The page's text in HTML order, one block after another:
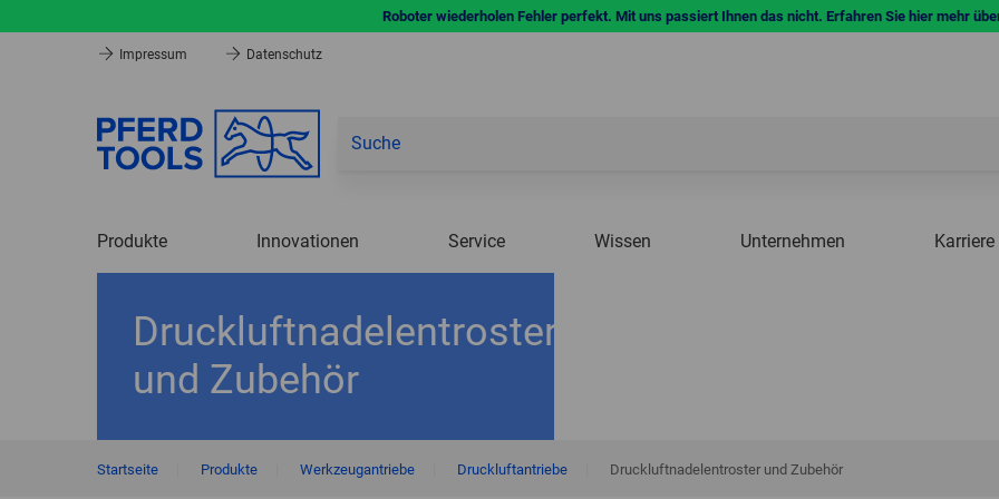
Roboter wiederholen Fehler perfekt. Mit uns passiert Ihnen das nicht. Erfahren Sie hier mehr
Impressum Datenschutz
Produkte Innovationen Service Wissen Unternehmen Karriere
Druckluftnadelentroster
und Zubehör
Startseite Produkte Werkzeugantriebe Druckluftantriebe Druckluftnadelentroster und Zubehör